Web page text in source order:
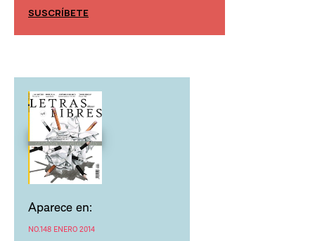
SUSCRÍBETE
Aparece en:
NO.148 ENERO 2014